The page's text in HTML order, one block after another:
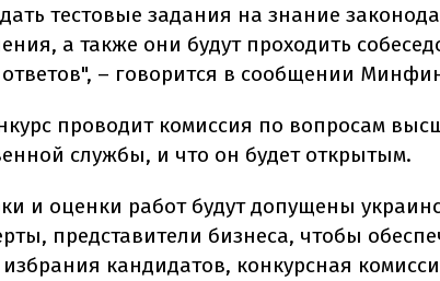
тестовые задания на знание
а также они будут проходить
– говорится в сообщении
проводит комиссия по вопросам
службы, и что он будет открытым.
и оценки работ будут допущены
представители бизнеса, чтобы
избрания кандидатов, конкурсная